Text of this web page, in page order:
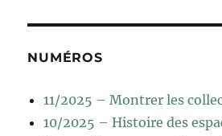
NUMÉROS
11/2025 – Montrer les
10/2025 – Histoire des